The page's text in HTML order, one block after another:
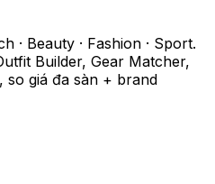
· Beauty · Fashion · Sport.
Builder, Gear Matcher,
so giá đa sàn + brand